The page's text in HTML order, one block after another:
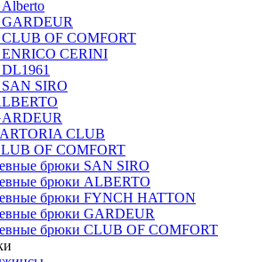
OF COMFORT
CERINI
SIRO
CLUB
OF COMFORT
брюки SAN SIRO
брюки ALBERTO
брюки FYNCH HATTON
брюки GARDEUR
брюки CLUB OF COMFORT